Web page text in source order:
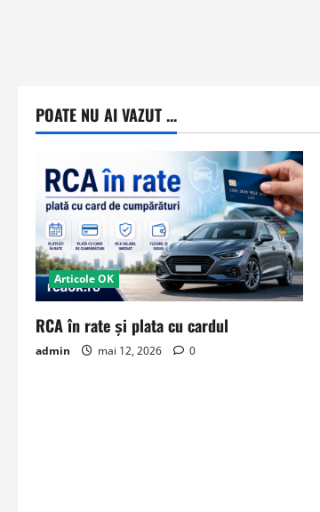
POATE NU AI VAZUT ...
Articole OK
RCA în rate și plata cu cardul
admin mai 12, 2026 0